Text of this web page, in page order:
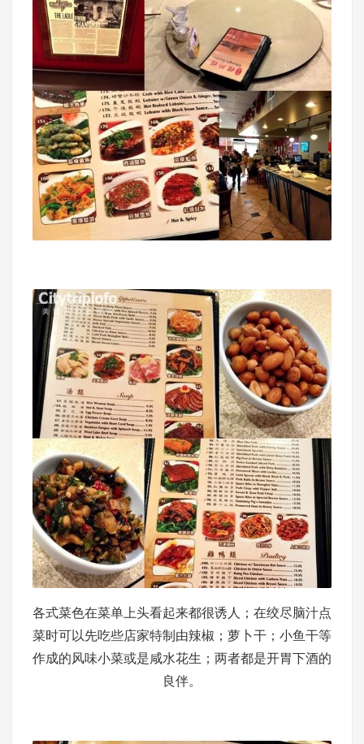
各式菜色在菜单上头看起来都很诱人；在绞尽脑汁点
菜时可以先吃些店家特制由辣椒；萝卜干；小鱼干等
作成的风味小菜或是咸水花生；两者都是开胃下酒的
良伴。